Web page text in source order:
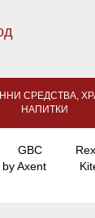
СРЕДСТВА,
НАПИТКИ
GBC
by Axent